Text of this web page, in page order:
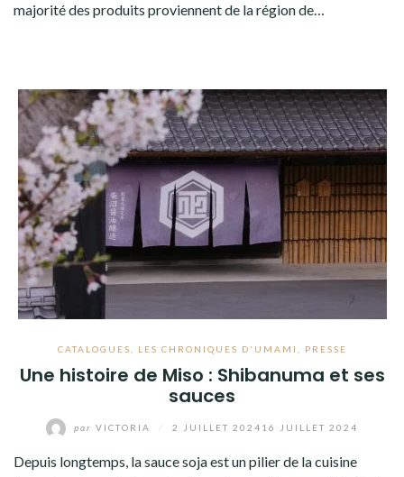
majorité des produits proviennent de la région de…
CATALOGUES LES CHRONIQUES D'UMAMI PRESSE
Une histoire de Miso : Shibanuma et ses
sauces
par VICTORIA 2 JUILLET 2024 16 JUILLET 2024
Depuis longtemps, la sauce soja est un pilier de la cuisine